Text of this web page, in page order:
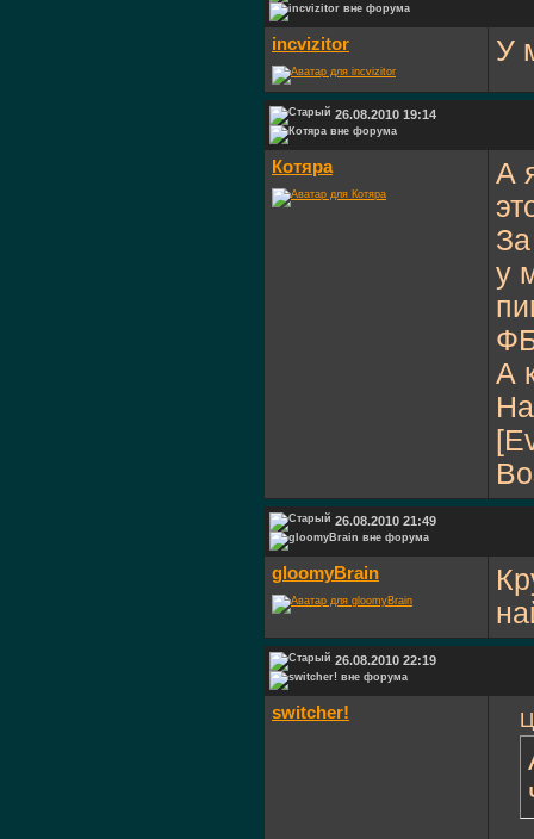
incvizitor У
26.08.2010 19:14
Котяра
А
у
А
26.08.2010 21:49
gloomyBrain
26.08.2010 22:19
switcher!